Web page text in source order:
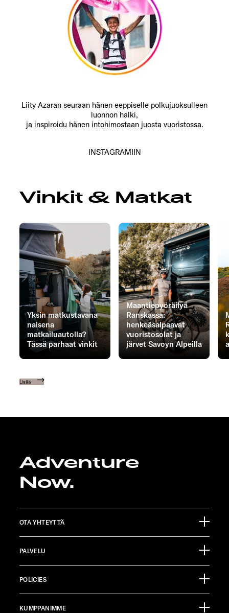
Liity Azaran seuraan hänen eeppiselle polkujuoksulleen
luonnon halki,
ja inspiroidu hänen intohimostaan juosta vuoristossa.
INSTAGRAMIIN
Vinkit & Matkat
Yksin matkustavana
naisena
matkailuautolla?
Tässä parhaat vinkit
Maantiepyöräilyä
Ranskassa:
henkeäsalpaavat
vuoristosolat ja
järvet Savoyn Alpeilla
Lisää
Adventure
Now.
OTA YHTEYTTÄ
Ölmühlestraße 6
88299 Leutkirch
Germany
ASIAKASPALVELU
PALVELU
Tietoa
POLICIES
KUMPPANIMME